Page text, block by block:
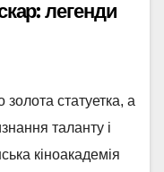
легенди
статуетка, а
таланту і
кіноакадемія